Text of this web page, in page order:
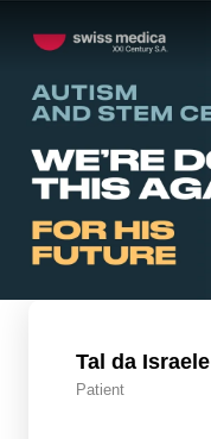
Tal da Israele
Patient